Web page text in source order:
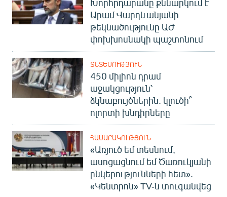
Խորհրդարանը քննարկում է
Արամ Վարդևանյանի
թեկնածությունը ԱԺ
փոխխոսնակի պաշտոնում
ՏՆՏԵՍՈՒԹՅՈՒՆ
450 միլիոն դրամ
աջակցություն՝
ձկնաբույծներին. կլուծի՞
ոլորտի խնդիրները
ՀԱՍԱՐԱԿՈՒԹՅՈՒՆ
«Առյուծ եմ տեսնում,
ասոցացնում եմ Ծառուկյանի
ընկերությունների հետ».
«Կենտրոն» TV-ն տուգանվեց